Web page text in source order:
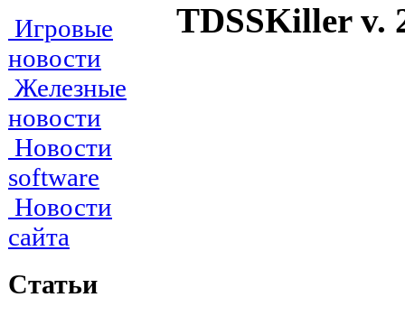
Игровые
новости
Железные
новости
Новости
software
Новости
сайта
Статьи
TDSSKiller v.